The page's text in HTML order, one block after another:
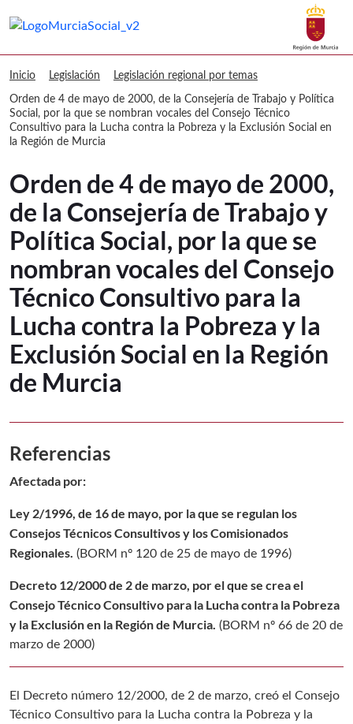
Murcia Social Orden de 4 de mayo
Buscar
Inicio Legislación Legislación regional por temas
Orden de 4 de mayo de 2000, de la Consejería de Trabajo y Política
Social, por la que se nombran vocales del Consejo Técnico
Consultivo para la Lucha contra la Pobreza y la Exclusión Social en
la Región de Murcia
Orden de 4 de mayo de 2000,
de la Consejería de Trabajo y
Política Social, por la que se
nombran vocales del Consejo
Técnico Consultivo para la
Lucha contra la Pobreza y la
Exclusión Social en la Región
de Murcia
Referencias
Afectada por:
Ley 2/1996, de 16 de mayo, por la que se regulan los
Consejos Técnicos Consultivos y los Comisionados
Regionales. (BORM nº 120 de 25 de mayo de 1996)
Decreto 12/2000 de 2 de marzo, por el que se crea el
Consejo Técnico Consultivo para la Lucha contra la Pobreza
y la Exclusión en la Región de Murcia. (BORM nº 66 de 20 de
marzo de 2000)
El Decreto número 12/2000, de 2 de marzo, creó el Consejo
Técnico Consultivo para la Lucha contra la Pobreza y la